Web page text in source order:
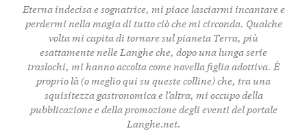
Eterna indecisa e sognatrice, mi piace lasciarmi incantare e
perdermi nella magia di tutto ciò che mi circonda. Qualche
volta mi capita di tornare sul pianeta Terra, più
esattamente nelle Langhe che, dopo una lunga serie
traslochi, mi hanno accolta come novella figlia adottiva. È
proprio là (o meglio qui su queste colline) che, tra una
squisitezza gastronomica e l’altra, mi occupo della
pubblicazione e della promozione degli eventi del portale
Langhe.net.